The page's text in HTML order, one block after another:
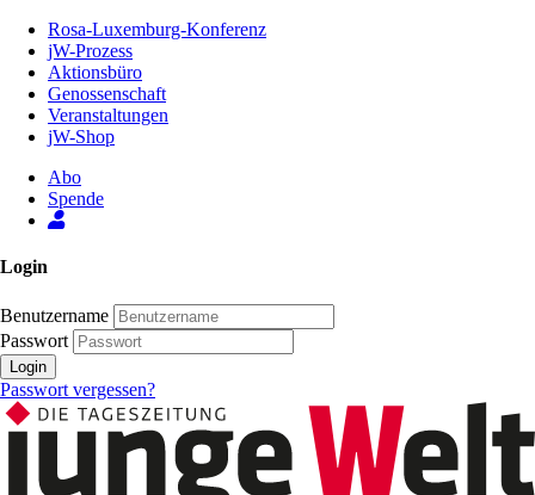
Inhalt
Seite
Rosa-Luxemburg-Konferenz
jW-Prozess
Aktionsbüro
Genossenschaft
Veranstaltungen
jW-Shop
Abo
Spende
Login
Benutzername
Passwort
Login
Passwort vergessen?